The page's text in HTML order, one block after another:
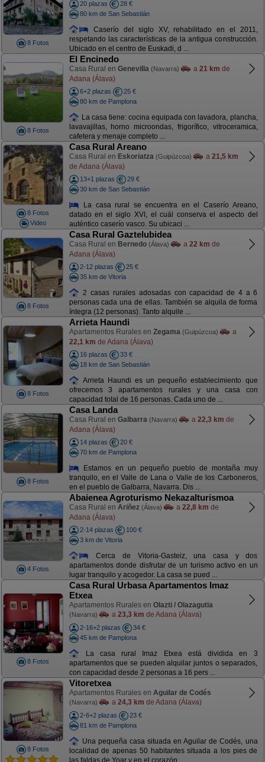
8 Fotos
20 plazas
28 €
80 km de San Sebastián
Caserío del siglo XV, rehabilitado en el 2011,
respetando las características de la antigua construcción.
Ubicado en el centro de Euskadi, d ...
8 Fotos
El Encinedo
Casa Rural en Genevilla (Navarra) a 21 km de
Adana (Álava)
6+2 plazas
25 €
80 km de Pamplona
La casa tiene: cocina equipada con lavadora, plancha,
lavavajillas, horno microondas, frigorífico, vitroceramica,
cafetera y menaje completo ...
8 Fotos
Video
Casa Rural Areano
Casa Rural en Eskoriatza (Guipúzcoa) a 21,5 km
de Adana (Álava)
13+1 plazas
29 €
30 km de San Sebastián
La casa rural se encuentra en el Caserío Areano,
datado en el siglo XVI, el cuál conserva el aspecto del
auténtico caserío vasco. Su ubicaci ...
8 Fotos
Casa Rural Gaztelubidea
Casa Rural en Bernedo (Álava) a 22 km de
Adana (Álava)
2-12 plazas
25 €
35 km de Vitoria
2 casas rurales adosadas con capacidad de 4 a 6
personas cada una de ellas. También se alquila de forma
íntegra (12 personas). Tanto alquile ...
8 Fotos
Arrieta Haundi
Apartamentos Rurales en Zegama (Guipúzcoa)
a
22,1 km de Adana (Álava)
16 plazas
33 €
18 km de San Sebastián
Arrieta Haundi es un pequeño establecimiento que
ofrecemos 3 apartamentos rurales y una casa con
capacidad total de 16 personas. Cada uno de ...
8 Fotos
Casa Landa
Casa Rural en Galbarra (Navarra) a 22,3 km de
Adana (Álava)
14 plazas
20 €
70 km de Pamplona
Estamos en un pequeño pueblo de montaña muy
tranquilo, en el Valle de Lana o Valle de los Carboneros,
en el pueblo de Galbarra, Navarra. Dis ...
4 Fotos
Abaienea Agroturismo Nekazalturismoa
Casa Rural en Ariñez (Álava) a 22,8 km de
Adana (Álava)
2-14 plazas
100 €
3 km de Vitoria
Cerca de Vitoria-Gasteiz, una casa y dos
apartamentos donde disfrutar de un turismo activo en un
lugar tranquilo y acogedor. La casa se pued ...
8 Fotos
Casa Rural Urbasa Apartamentos Imaz
Etxea
Apartamentos Rurales en Olazti / Olazagutia
(Navarra) a 23,3 km de Adana (Álava)
2-16+2 plazas
34 €
45 km de Pamplona
La casa rural Imaz Etxea está dividida en 3
apartamentos que se pueden alquilar juntos o separados,
con capacidad desde 2 personas a 16 pers ...
8 Fotos
Vitoretxea
Apartamentos Rurales en Aguilar de Codés
(Navarra) a 24,3 km de Adana (Álava)
2-6+2 plazas
23 €
81 km de Pamplona
Una pequeña casa situada en Aguilar de Codés, una
localidad de apenas 50 habitantes situada a los pies de